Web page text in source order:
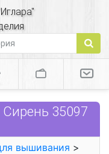
35097
вышивания >